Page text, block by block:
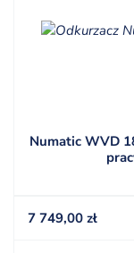
Numatic WVD
7 749,00 zł